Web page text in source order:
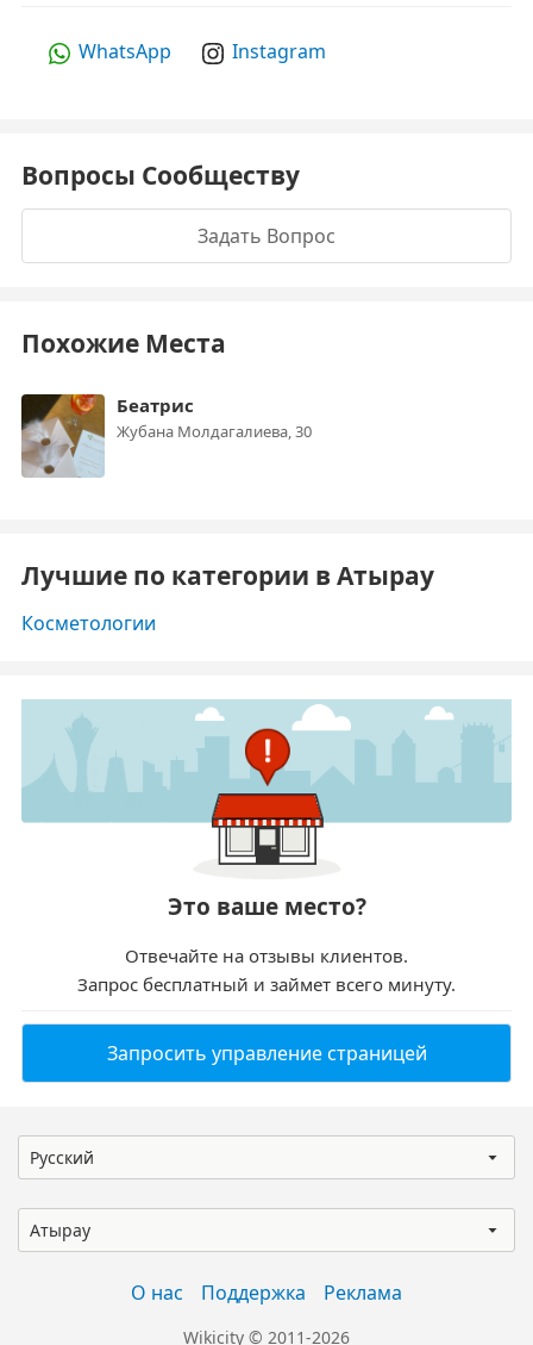
WhatsApp Instagram
Вопросы Сообществу
Задать Вопрос
Похожие Места
Беатрис
Жубана Молдагалиева, 30
Лучшие по категории в Атырау
Косметологии
Это ваше место?
Отвечайте на отзывы клиентов.
Запрос бесплатный и займет всего минуту.
Запросить управление страницей
Русский
Атырау
О нас Поддержка Реклама
Wikicity © 2011-2026